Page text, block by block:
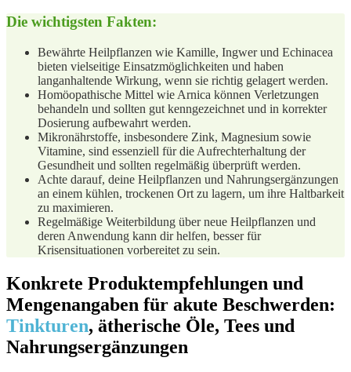
Die‍ wichtigsten Fakten:
Bewährte Heilpflanzen wie Kamille, Ingwer und Echinacea
bieten vielseitige Einsatzmöglichkeiten und ⁢haben
langanhaltende Wirkung, wenn sie richtig gelagert werden.
Homöopathische Mittel wie Arnica können Verletzungen
behandeln und sollten gut⁢ kenngezeichnet und in korrekter
Dosierung aufbewahrt werden.
Mikronährstoffe, insbesondere Zink, Magnesium sowie
Vitamine, sind essenziell für die Aufrechterhaltung der
Gesundheit und⁤ sollten regelmäßig überprüft werden.
Achte ‌darauf, deine Heilpflanzen und Nahrungsergänzungen
⁣an einem kühlen, trockenen Ort zu lagern, ‌um⁤ ihre Haltbarkeit
zu maximieren.
Regelmäßige Weiterbildung über neue ⁢Heilpflanzen und
deren Anwendung kann dir ‌helfen, besser für
Krisensituationen vorbereitet zu sein.
Konkrete Produktempfehlungen und
Mengenangaben für akute Beschwerden:
Tinkturen, ätherische Öle, Tees und
Nahrungsergänzungen